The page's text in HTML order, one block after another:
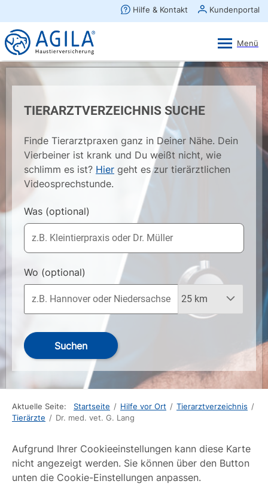
TIERARZTVERZEICHNIS SUCHE
Finde Tierarztpraxen ganz in Deiner Nähe. Dein
Vierbeiner ist krank und Du weißt nicht, wie
schlimm es ist? Hier geht es zur tierärztlichen
Videosprechstunde.
Was (optional)
Wo (optional)
Suchen
Aktuelle Seite: Startseite / Hilfe vor Ort / Tierarztverzeichnis /
Tierärzte / Dr. med. vet. G. Lang
Aufgrund Ihrer Cookieeinstellungen kann diese Karte
nicht angezeigt werden. Sie können über den Button
unten die Cookie-Einstellungen anpassen.
×
AGILA Kunden-App
Gratis - Im Play Store laden
Ansehen